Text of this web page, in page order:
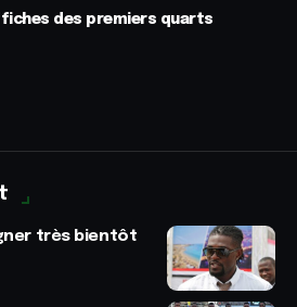
des premiers quarts
très bientôt